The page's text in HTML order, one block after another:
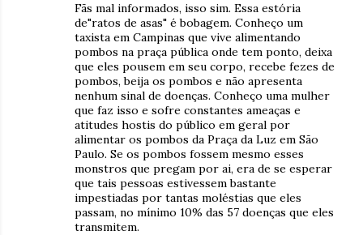
Fãs mal informados, isso sim. Essa estória
de"ratos de asas" é bobagem. Conheço um
taxista em Campinas que vive alimentando
pombos na praça pública onde tem ponto, deixa
que eles pousem em seu corpo, recebe fezes de
pombos, beija os pombos e não apresenta
nenhum sinal de doenças. Conheço uma mulher
que faz isso e sofre constantes ameaças e
atitudes hostis do público em geral por
alimentar os pombos da Praça da Luz em São
Paulo. Se os pombos fossem mesmo esses
monstros que pregam por ai, era de se esperar
que tais pessoas estivessem bastante
impestiadas por tantas moléstias que eles
passam, no mínimo 10% das 57 doenças que eles
transmitem.